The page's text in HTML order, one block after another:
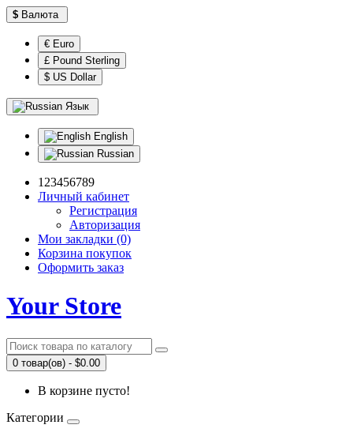
$ Валюта
€ Euro
£ Pound Sterling
$ US Dollar
Язык
English
Russian
123456789
Личный кабинет
Регистрация
Авторизация
Мои закладки (0)
Корзина покупок
Оформить заказ
Your Store
0 товар(ов) - $0.00
В корзине пусто!
Категории